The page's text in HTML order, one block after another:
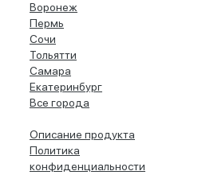
Воронеж
Пермь
Сочи
Тольятти
Самара
Екатеринбург
Все города
Описание продукта
Политика
конфиденциальности